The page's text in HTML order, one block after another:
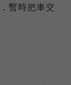
暫時把車交